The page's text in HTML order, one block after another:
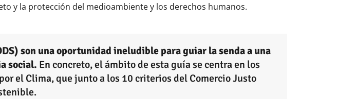
y la protección del medioambiente y los derechos humanos.
son una oportunidad ineludible para guiar la senda a una
social. En concreto, el ámbito de esta guía se centra en los
el Clima, que junto a los 10 criterios del Comercio Justo